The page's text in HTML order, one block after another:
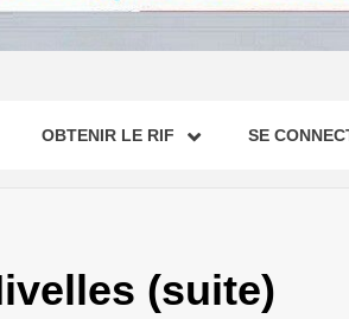
OBTENIR LE RIF SE
(suite)